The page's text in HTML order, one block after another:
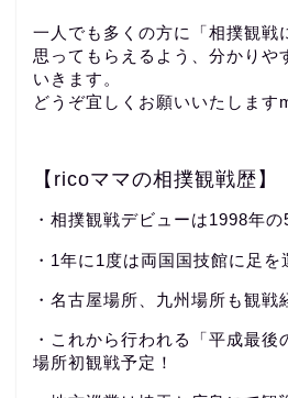
一人でも多くの方に「相撲観戦
思ってもらえるよう、分かりや
いきます。
どうぞ宜しくお願いいたします
【ricoママの相撲観戦歴】
・相撲観戦デビューは1998年の
・1年に1度は両国国技館に足
・名古屋場所、九州場所も観戦
・これから行われる「平成最後
場所初観戦予定！